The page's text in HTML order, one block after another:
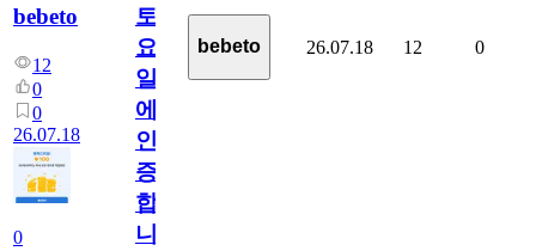
bebeto
12
0
0
26.07.18
0
토
요
일
에
인
증
합
니
bebeto 26.07.18 12 0